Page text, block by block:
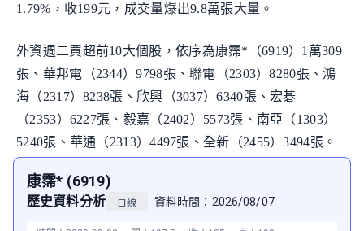
1.79%，收199元，成交量爆出9.8萬張大量。
外資週二買超前10大個股，依序為康霈*（6919）1萬309
張、華邦電（2344）9798張、聯電（2303）8280張、鴻
海（2317）8238張、欣興（3037）6340張、宏碁
（2353）6227張、毅嘉（2402）5573張、南亞（1303）
5240張、華通（2313）4497張、全新（2455）3494張。